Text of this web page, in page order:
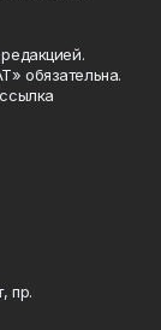
обязательна.
пр.